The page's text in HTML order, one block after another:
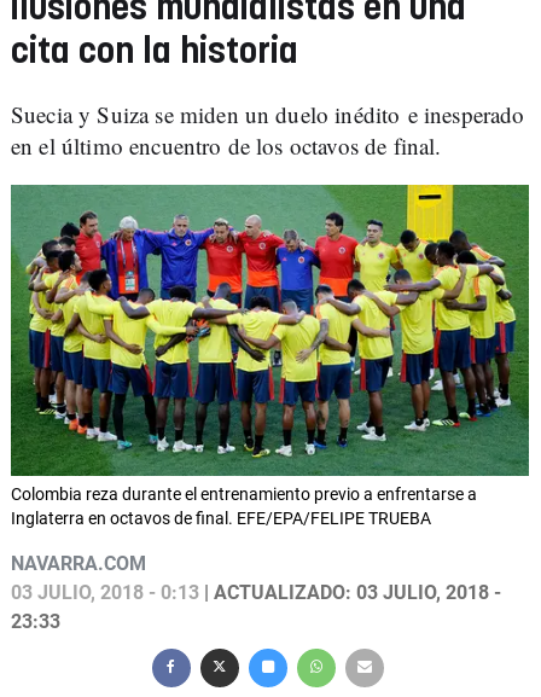
ilusiones mundialistas en una
cita con la historia
Suecia y Suiza se miden un duelo inédito e inesperado
en el último encuentro de los octavos de final.
Colombia reza durante el entrenamiento previo a enfrentarse a
Inglaterra en octavos de final. EFE/EPA/FELIPE TRUEBA
NAVARRA.COM
03 JULIO, 2018 - 0:13 | ACTUALIZADO: 03 JULIO, 2018 -
23:33